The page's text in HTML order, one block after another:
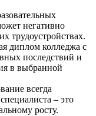
негативно
трудоустройствах.
диплом колледжа с
последствий и
в выбранной
всегда
– это
росту.